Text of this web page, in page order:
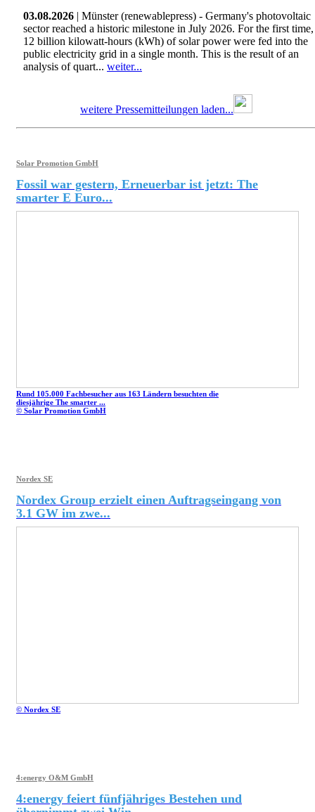
03.08.2026 | Münster (renewablepress) - Germany's photovoltaic
sector reached a historic milestone in July 2026. For the first time,
12 billion kilowatt-hours (kWh) of solar power were fed into the
public electricity grid in a single month. This is the result of an
analysis of quart... weiter...
weitere Pressemitteilungen laden...
Solar Promotion GmbH
Fossil war gestern, Erneuerbar ist jetzt: The
smarter E Euro...
Rund 105.000 Fachbesucher aus 163 Ländern besuchten die
diesjährige The smarter ...
© Solar Promotion GmbH
Nordex SE
Nordex Group erzielt einen Auftragseingang von
3.1 GW im zwe...
© Nordex SE
4:energy O&M GmbH
4:energy feiert fünfjähriges Bestehen und